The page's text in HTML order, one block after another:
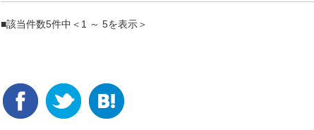
■該当件数5件中＜1 ～ 5を表示＞